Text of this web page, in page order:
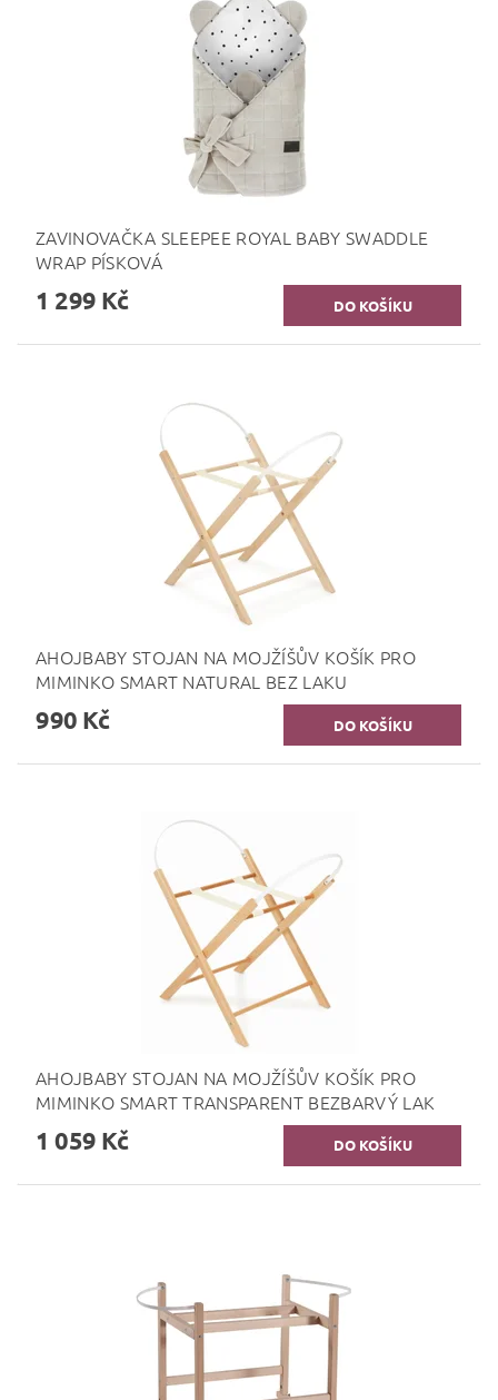
ZAVINOVAČKA SLEEPEE ROYAL BABY SWADDLE
WRAP PÍSKOVÁ
1 299 Kč
AHOJBABY STOJAN NA MOJŽÍŠŮV KOŠÍK PRO
MIMINKO SMART NATURAL BEZ LAKU
990 Kč
AHOJBABY STOJAN NA MOJŽÍŠŮV KOŠÍK PRO
MIMINKO SMART TRANSPARENT BEZBARVÝ LAK
1 059 Kč